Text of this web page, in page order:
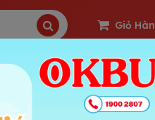
Giỏ
Sản Phẩm Hot
tay phù hợp - Nikio